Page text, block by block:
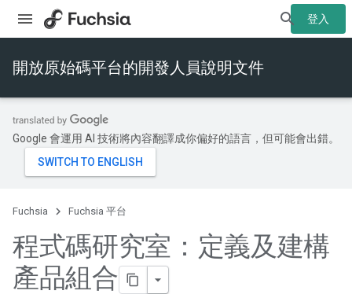
登入
開放原始碼平台的開發人員說明文件
Google 會運用 AI 技術將內容翻譯成你偏好的語言，但可能會出錯。
Fuchsia Fuchsia 平台
程式碼研究室：定義及建構
產品組合